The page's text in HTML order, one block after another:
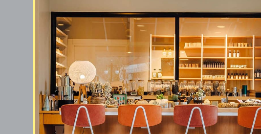
3 Ağustos 2026 Pazartesi
Hazır indirimdeyken denemek için sabahları aç karnına
faydalanmak için aldım. Ben gaza gelip bir tatlı kaşığı
fazla gelebiliyormuş. İçerken hafif boğazımı yaktı, ki
doğallığını kanıtlıyor. O kadar cam ürünün bir arada
hiçbiri zarar görmeden geldi, helal olsun”